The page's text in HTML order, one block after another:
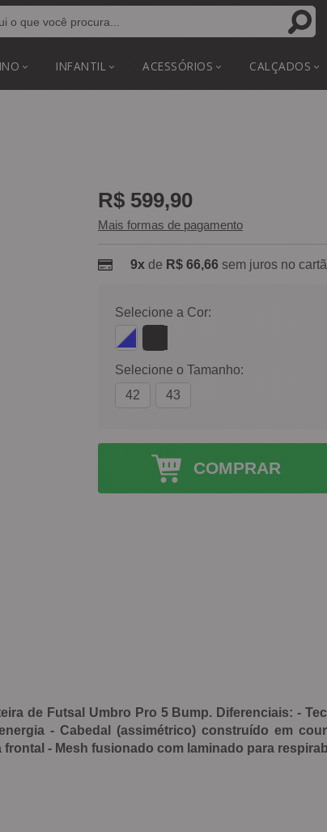
INFANTIL ACESSÓRIOS CALÇADOS
R$ 599,90
Mais formas de pagamento
9xdeR$ 66,66 sem juros no
Selecione a Cor:
Selecione o Tamanho:
42
43
COMPRAR
de Futsal Umbro Pro 5 Bump. Diferenciais: -
- Cabedal (assimétrico) construído em
- Mesh fusionado com laminado para